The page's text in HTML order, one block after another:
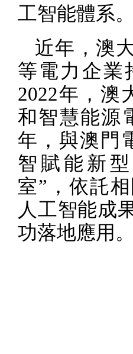
工智能體系。
近年，澳
等電力企業
2022年，澳
和智慧能源
年，與澳門
智賦能新
室”，依託
人工智能成
功落地應用。